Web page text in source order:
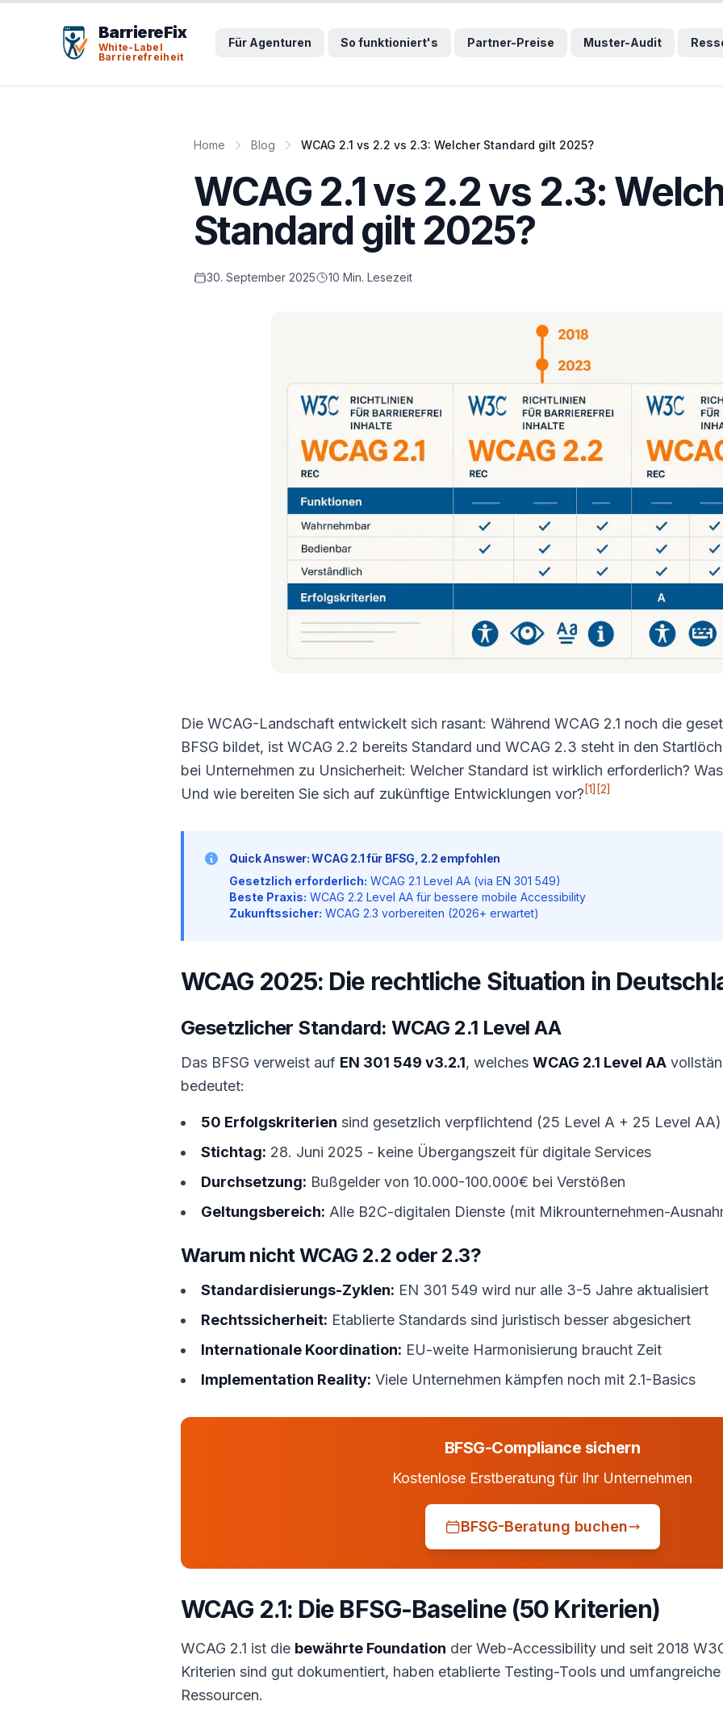
BarriereFix
White-Label
Barrierefreiheit
Für Agenturen So funktioniert's Partner-Preise Muster-Audit
Home Blog WCAG 2.1 vs 2.2 vs 2.3: Welcher Standard gilt 2025?
WCAG 2.1 vs 2.2 vs 2.3:
Standard gilt 2025?
30. September 2025 10 Min. Lesezeit
Die WCAG-Landschaft entwickelt sich rasant: Während WCAG 2.1 noch die
BFSG bildet, ist WCAG 2.2 bereits Standard und WCAG 2.3 steht in den
bei Unternehmen zu Unsicherheit: Welcher Standard ist wirklich erforderlich?
Und wie bereiten Sie sich auf zukünftige Entwicklungen vor? [1] [2]
Quick Answer: WCAG 2.1 für BFSG, 2.2 empfohlen
Gesetzlich erforderlich: WCAG 2.1 Level AA (via EN 301 549)
Beste Praxis: WCAG 2.2 Level AA für bessere mobile Accessibility
Zukunftssicher: WCAG 2.3 vorbereiten (2026+ erwartet)
WCAG 2025: Die rechtliche Situation in
Gesetzlicher Standard: WCAG 2.1 Level AA
Das BFSG verweist auf EN 301 549 v3.2.1, welches WCAG 2.1 Level AA
bedeutet:
50 Erfolgskriterien sind gesetzlich verpflichtend (25 Level A + 25 Level AA)
Stichtag: 28. Juni 2025 - keine Übergangszeit für digitale Services
Durchsetzung: Bußgelder von 10.000-100.000€ bei Verstößen
Geltungsbereich: Alle B2C-digitalen Dienste (mit Mikrounternehmen-
Warum nicht WCAG 2.2 oder 2.3?
Standardisierungs-Zyklen: EN 301 549 wird nur alle 3-5 Jahre aktualisiert
Rechtssicherheit: Etablierte Standards sind juristisch besser abgesichert
Internationale Koordination: EU-weite Harmonisierung braucht Zeit
Implementation Reality: Viele Unternehmen kämpfen noch mit 2.1-Basics
BFSG-Compliance sichern
Kostenlose Erstberatung für Ihr Unternehmen
BFSG-Beratung buchen
WCAG 2.1: Die BFSG-Baseline (50 Kriterien)
WCAG 2.1 ist die bewährte Foundation der Web-Accessibility und seit 2018
Kriterien sind gut dokumentiert, haben etablierte Testing-Tools und
Ressourcen.